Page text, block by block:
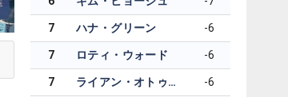
7 ハナ・グリーン -6
7 ロティ・ウォード -6
7 ライアン・オトゥール -6